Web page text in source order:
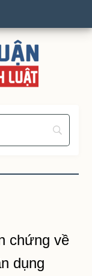
chứng về
dụng